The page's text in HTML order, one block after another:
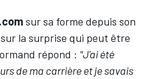
sur sa forme depuis son
la surprise qui peut être
répond : "J'ai été
de ma carrière et je savais